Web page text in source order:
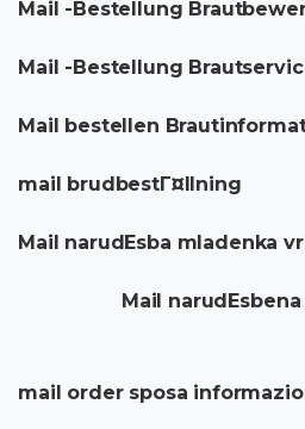
Mail -Bestellung
Mail -Bestellung
Mail bestellen
mail brudbestГ¤llning
Mail narudЕѕba mladenka
Mail
mail order sposa